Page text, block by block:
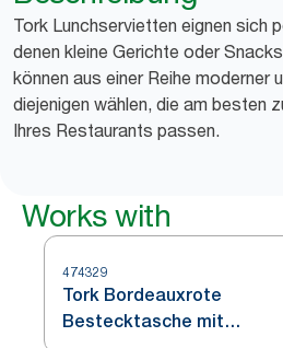
Tork Lunchservietten eignen sich
denen kleine Gerichte oder
können aus einer Reihe moderner
diejenigen wählen, die am besten
Ihres Restaurants passen.
Works with
474329
Tork Bordeauxrote
Bestecktasche mit